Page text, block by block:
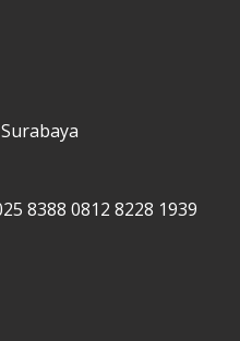
8388 0812 8228 1939